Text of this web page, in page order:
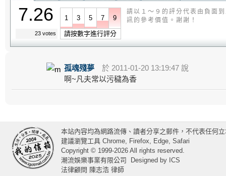
7.26
23 votes
1 3 5 7 9
請按數字進行評分
請以１～９的評分代表由負面
訊的參考價值。謝謝！
孤魂殘夢
於 2011-01-20 13:19:47 說
啊~凡夫常以污穢為香
本站內容均為網路流傳、讀者分享之郵件，不代表任何
建議瀏覽工具 Chrome, Firefox, Edge, Safari
Copyright © 1999-2026 All rights reserved.
潮流娛樂事業有限公司
Designed by ICS
法律顧問 陳志浩 律師